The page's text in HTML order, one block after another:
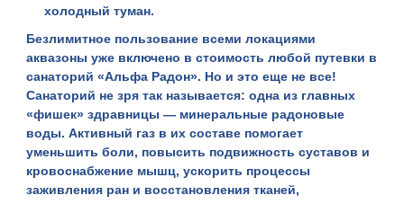
холодный туман.
Безлимитное пользование всеми локациями
аквазоны уже включено в стоимость любой путевки в
санаторий «Альфа Радон». Но и это еще не все!
Санаторий не зря так называется: одна из главных
«фишек» здравницы — минеральные радоновые
воды. Активный газ в их составе помогает
уменьшить боли, повысить подвижность суставов и
кровоснабжение мышц, ускорить процессы
заживления ран и восстановления тканей,